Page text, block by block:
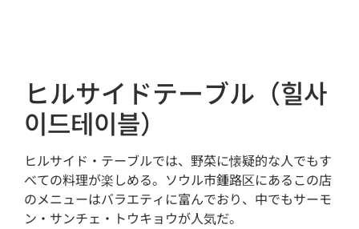
ヒルサイドテーブル（힐사
이드테이블）
ヒルサイド・テーブルでは、野菜に懐疑的な人でもす
べての料理が楽しめる。ソウル市鍾路区にあるこの店
のメニューはバラエティに富んでおり、中でもサーモ
ン・サンチェ・トウキョウが人気だ。